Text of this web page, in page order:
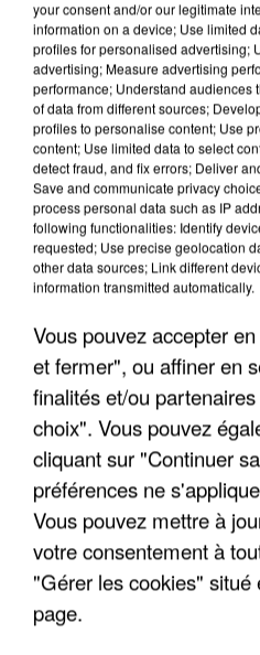
APRÈS TOUTES CES
DE FAUNE SAUVAGE
your consent and/or our legitimate
information on a device; Use limited
profiles for personalised advertising;
advertising; Measure advertising
performance; Understand audiences
of data from different sources;
profiles to personalise content; Use
content; Use limited data to select
detect fraud, and fix errors; Deliver
Save and communicate privacy
process personal data such as IP
following functionalities: Identify
requested; Use precise geolocation
other data sources; Link different
information transmitted automatically.
Vous pouvez accepter
et fermer", ou affiner en
finalités et/ou
choix". Vous pouvez
cliquant sur "Continuer
préférences ne
Vous pouvez mettre à
votre consentement à
"Gérer les cookies" situé
page.